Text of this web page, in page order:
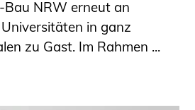
vereidigte
Bau NRW erneut an
in ganz
zu Gast. Im Rahmen ...